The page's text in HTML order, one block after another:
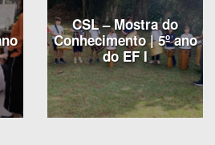
CSL – Mostra do
Conhecimento | 5º ano
do EF I